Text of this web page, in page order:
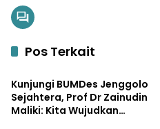
Pos Terkait
Pemerintahan
Kunjungi BUMDes Jenggolo
Sejahtera, Prof Dr Zainudin
Maliki: Kita Wujudkan
Pemerintahan